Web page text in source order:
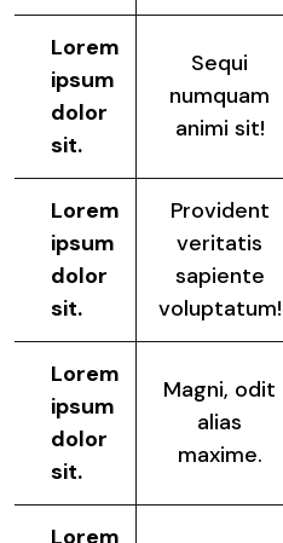
Lorem
ipsum
dolor
sit.
Sequi
numquam
animi sit!
Lorem
ipsum
dolor
sit.
Provident
veritatis
sapiente
voluptatum!
Lorem
ipsum
dolor
sit.
Magni, odit
alias
maxime.
Lorem